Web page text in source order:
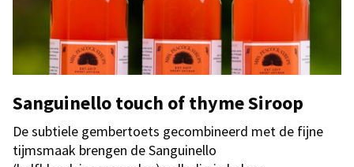
Sanguinello touch of thyme Siroop
De subtiele gembertoets gecombineerd met de fijne
tijmsmaak brengen de Sanguinello